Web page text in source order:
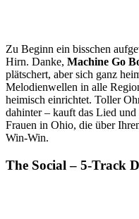
Zu Beginn ein bisschen
Hirn. Danke, Machine Go
plätschert, aber sich ganz
Melodienwellen in alle
heimisch einrichtet. Toller
dahinter – kauft das Lied
Frauen in Ohio, die über
Win-Win.
The Social – 5-Track